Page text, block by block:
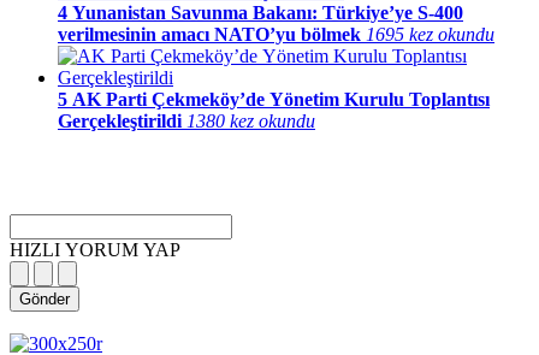
4 Yunanistan Savunma Bakanı: Türkiye’ye S-400
verilmesinin amacı NATO’yu bölmek 1695 kez okundu
5 AK Parti Çekmeköy’de Yönetim Kurulu Toplantısı
Gerçekleştirildi 1380 kez okundu
HIZLI YORUM YAP
Gönder